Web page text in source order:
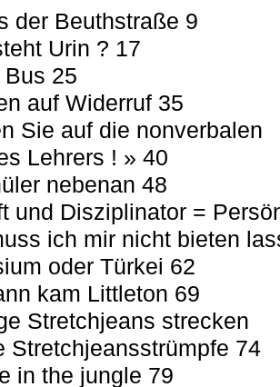
der Beuthstraße 9
Urin ? 17
25
auf Widerruf 35
Sie auf die nonverbalen
Lehrers ! » 40
nebenan 48
und Disziplinator =
ich mir nicht bieten
oder Türkei 62
kam Littleton 69
Stretchjeans strecken
Stretchjeansstrümpfe 74
in the jungle 79